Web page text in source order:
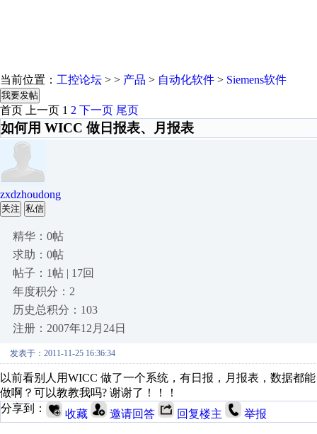
当前位置： 工控论坛 > > 产品 > 自动化软件 > Siemens软件
我要发帖
首页 上一页 1 2 下一页 尾页
如何用 WICC 做日报表、月报表
zxdzhoudong
关注 私信
精华：0帖
求助：0帖
帖子：1帖 | 17回
年度积分：2
历史总积分：103
注册：2007年12月24日
发表于：2011-11-25 16:36:34
以前看别人用WICC 做了一个系统，有日报，月报表，数据都
做啊？可以教教我吗? 谢谢了！！！
分享到：
收藏 邀请回答 回复楼主 举报